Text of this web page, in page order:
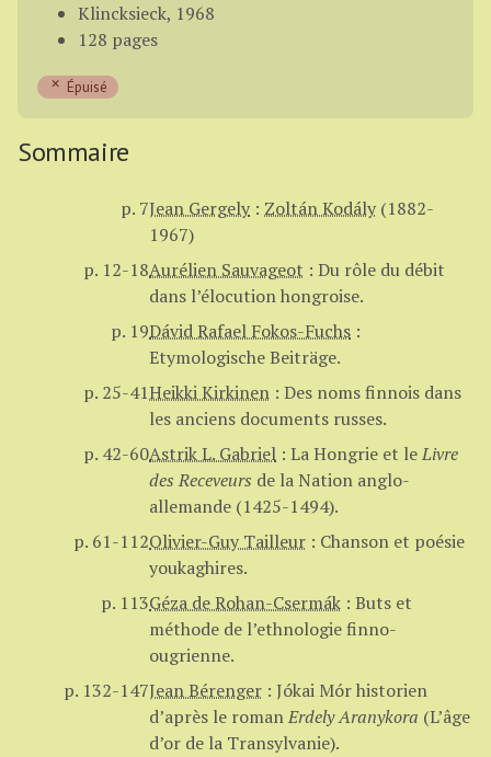
Klincksieck, 1968
128 pages
Épuisé
Sommaire
p. 7Jean Gergely : Zoltán Kodály (1882-
1967)
p. 12-18Aurélien Sauvageot : Du rôle du débit
dans l’élocution hongroise.
p. 19Dávid Rafael Fokos-Fuchs :
Etymologische Beiträge.
p. 25-41Heikki Kirkinen : Des noms finnois dans
les anciens documents russes.
p. 42-60Astrik L. Gabriel : La Hongrie et leLivre
des Receveurs de la Nation anglo-
allemande (1425-1494).
p. 61-112Olivier-Guy Tailleur : Chanson et poésie
youkaghires.
p. 113Géza de Rohan-Csermák : Buts et
méthode de l’ethnologie finno-
ougrienne.
p. 132-147Jean Bérenger : Jókai Mór historien
d’après le romanErdely Aranykora (L’âge
d’or de la Transylvanie).